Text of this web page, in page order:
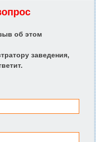
об этом
заведения,